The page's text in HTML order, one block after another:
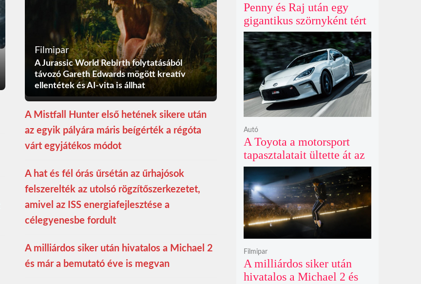
Filmipar
A Jurassic World Rebirth folytatásából
távozó Gareth Edwards mögött kreatív
ellentétek és AI-vita is állhat
A Mistfall Hunter első hetének sikere után
az egyik pályára máris beígérték a régóta
várt egyjátékos módot
A hat és fél órás űrsétán az űrhajósok
felszerelték az utolsó rögzítőszerkezetet,
amivel az ISS energiafejlesztése a
célegyenesbe fordult
A milliárdos siker után hivatalos a Michael 2
és már a bemutató éve is megvan
Penny és Raj után egy
gigantikus szörnyként tért
vissza valaki az
Agymenők legújabb spin-
offjában
A Toyota a motorsport
tapasztalatait ültette át az
új GR86 vezethetőségébe
és biztonságába
Autó
A milliárdos siker után
hivatalos a Michael 2 és
Filmipar